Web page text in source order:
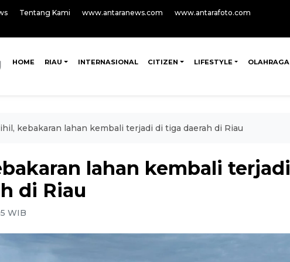
Tentang Kami www.antaranews.com
www.antarafoto.com
HOME RIAU INTERNASIONAL CITIZEN LIFESTYLE OLAHRAGA
kebakaran lahan kembali terjadi di tiga daerah di Riau
lahan kembali terjadi
di Riau
WIB